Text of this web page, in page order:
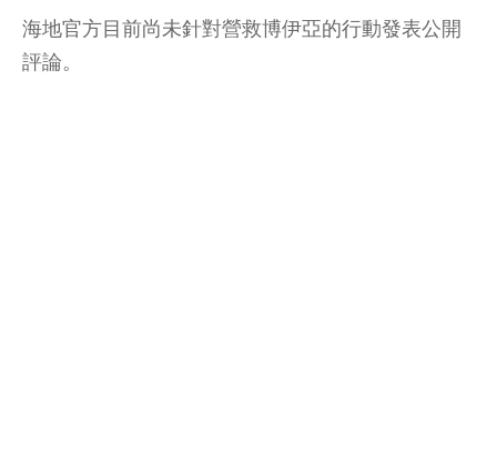
海地官方目前尚未針對營救博伊亞的行動發表公開
評論。